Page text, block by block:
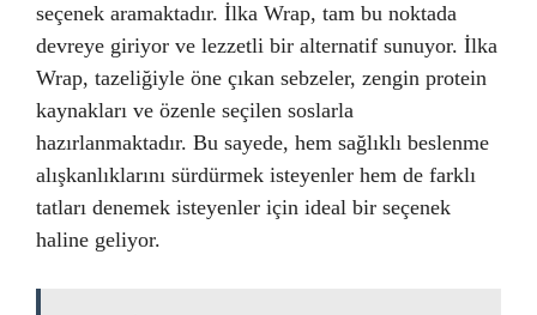
seçenek aramaktadır. İlka Wrap, tam bu noktada
devreye giriyor ve lezzetli bir alternatif sunuyor. İlka
Wrap, tazeliğiyle öne çıkan sebzeler, zengin protein
kaynakları ve özenle seçilen soslarla
hazırlanmaktadır. Bu sayede, hem sağlıklı beslenme
alışkanlıklarını sürdürmek isteyenler hem de farklı
tatları denemek isteyenler için ideal bir seçenek
haline geliyor.